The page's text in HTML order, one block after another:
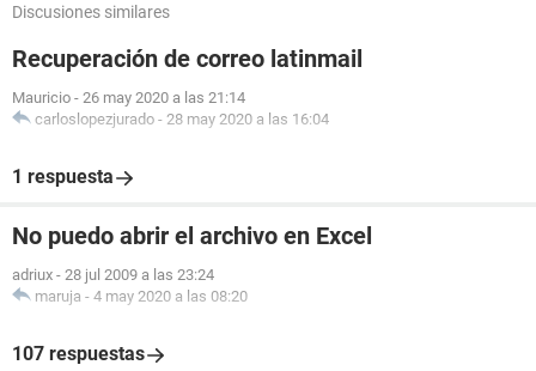
Discusiones similares
Recuperación de correo latinmail
Mauricio - 26 may 2020 a las 21:14
carloslopezjurado - 28 may 2020 a las 16:04
1 respuesta
No puedo abrir el archivo en Excel
adriux - 28 jul 2009 a las 23:24
maruja - 4 may 2020 a las 08:20
107 respuestas